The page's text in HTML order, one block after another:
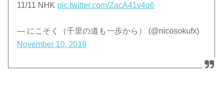
11/11 NHK pic.twitter.com/ZacA41v4o6
— にこそく（千里の道も一歩から） (@nicosokufx)
November 10, 2019